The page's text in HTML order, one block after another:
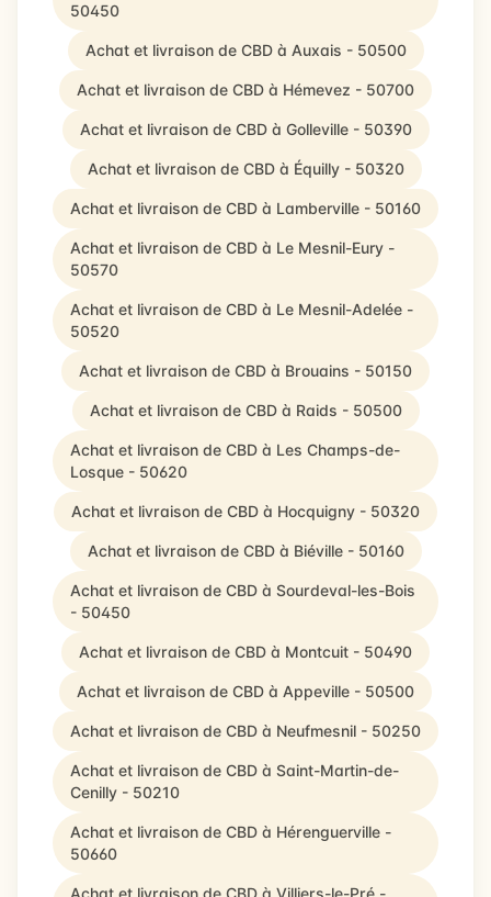
50450
Achat et livraison de CBD à Auxais - 50500
Achat et livraison de CBD à Hémevez - 50700
Achat et livraison de CBD à Golleville - 50390
Achat et livraison de CBD à Équilly - 50320
Achat et livraison de CBD à Lamberville - 50160
Achat et livraison de CBD à Le Mesnil-Eury -
50570
Achat et livraison de CBD à Le Mesnil-Adelée -
50520
Achat et livraison de CBD à Brouains - 50150
Achat et livraison de CBD à Raids - 50500
Achat et livraison de CBD à Les Champs-de-
Losque - 50620
Achat et livraison de CBD à Hocquigny - 50320
Achat et livraison de CBD à Biéville - 50160
Achat et livraison de CBD à Sourdeval-les-Bois
- 50450
Achat et livraison de CBD à Montcuit - 50490
Achat et livraison de CBD à Appeville - 50500
Achat et livraison de CBD à Neufmesnil - 50250
Achat et livraison de CBD à Saint-Martin-de-
Cenilly - 50210
Achat et livraison de CBD à Hérenguerville -
50660
Achat et livraison de CBD à Villiers-le-Pré -